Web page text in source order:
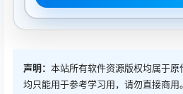
声明： 本站所有软件资源版权均属于
均只能用于参考学习用，请勿直接商